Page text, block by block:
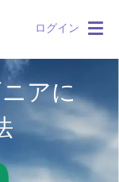
ログイン
アに